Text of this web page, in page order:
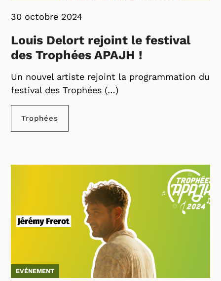
30 octobre 2024
Louis Delort rejoint le festival
des Trophées APAJH !
Un nouvel artiste rejoint la programmation du
festival des Trophées (…)
Trophées
EVÉNEMENT